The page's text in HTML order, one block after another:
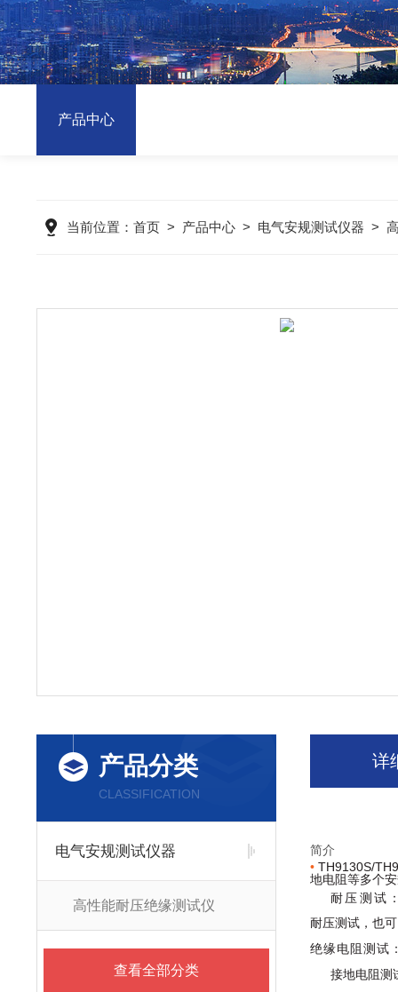
产品中心
当前位置： 首页> 产品中心> 电气安规测试仪器 >
产品分类
CLASSIFICATION
电气安规测试仪器
高性能耐压绝缘测试仪
查看全部分类
详
简介
• TH9130S/
地电阻等多个
耐压测试
耐压测试，也
绝缘电阻测试
接地电阻测